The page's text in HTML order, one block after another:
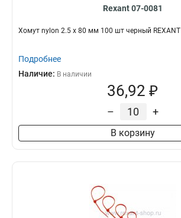
Rexant 07-0081
Хомут nylon 2.5 х 80 мм 100 шт черный REXANT
Подробнее
Наличие: В наличии
36,92 ₽
– +
В корзину